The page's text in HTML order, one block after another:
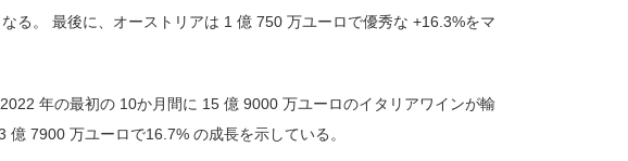
る。 最後に、オーストリアは 1 億 750 万ユーロで優秀な +16.3%をマ
年の最初の 10か月間に 15 億 9000 万ユーロのイタリアワインが輸
7900 万ユーロで16.7% の成長を示している。